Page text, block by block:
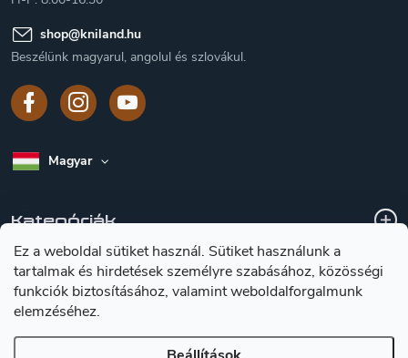
Ez a weboldal sütiket használ. Sütiket használunk a
tartalmak és hirdetések személyre szabásához, közösségi
funkciók biztosításához, valamint weboldalforgalmunk
elemzéséhez.
shop@kniland.hu
Beszélünk magyarul, angolul és szlovákul.
Magyar
Kategóriák
A vásárlásról
Tájékoztátas a késekröl